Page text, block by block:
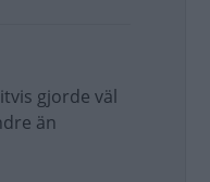
gjorde väl
än